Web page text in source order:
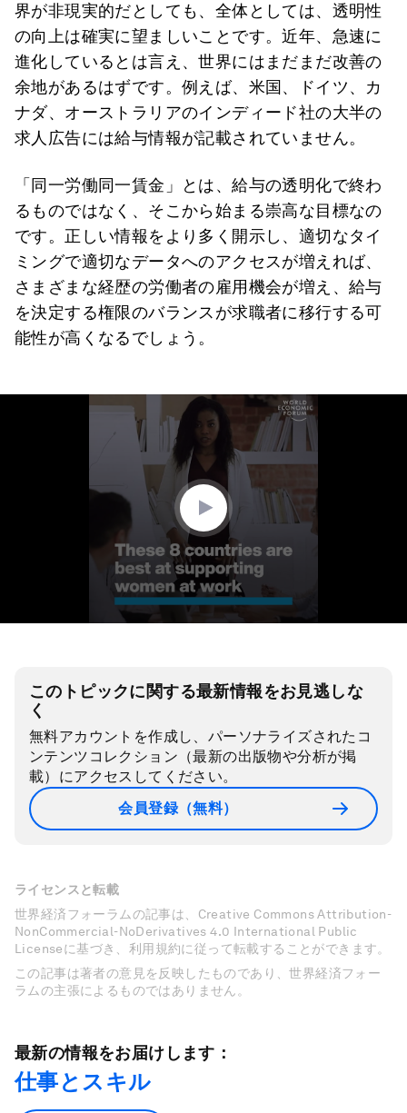
界が非現実的だとしても、全体としては、透明性
の向上は確実に望ましいことです。近年、急速に
進化しているとは言え、世界にはまだまだ改善の
余地があるはずです。例えば、米国、ドイツ、カ
ナダ、オーストラリアのインディード社の大半の
求人広告には給与情報が記載されていません。
「同一労働同一賃金」とは、給与の透明化で終わ
るものではなく、そこから始まる崇高な目標なの
です。正しい情報をより多く開示し、適切なタイ
ミングで適切なデータへのアクセスが増えれば、
さまざまな経歴の労働者の雇用機会が増え、給与
を決定する権限のバランスが求職者に移行する可
能性が高くなるでしょう。
このトピックに関する最新情報をお見逃しな
く
無料アカウントを作成し、パーソナライズされたコ
ンテンツコレクション（最新の出版物や分析が掲
載）にアクセスしてください。
会員登録（無料）
ライセンスと転載
世界経済フォーラムの記事は、Creative Commons Attribution-
NonCommercial-NoDerivatives 4.0 International Public
Licenseに基づき、利用規約に従って転載することができます。
この記事は著者の意見を反映したものであり、世界経済フォー
ラムの主張によるものではありません。
最新の情報をお届けします：
仕事とスキル